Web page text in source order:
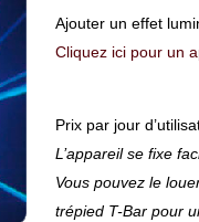
Ajouter un effet
Cliquez ici pour un
Prix par jour
L’appareil se fixe
Vous pouvez le
trépied T-Bar pour